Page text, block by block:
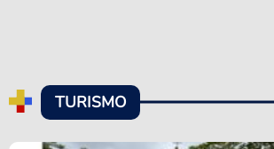
TURISMO